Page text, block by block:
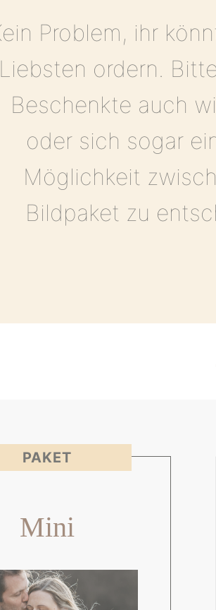
Problem, ihr
Liebsten ordern.
Beschenkte auch
oder sich sogar
Möglichkeit
Bildpaket zu
PAKET
Mini